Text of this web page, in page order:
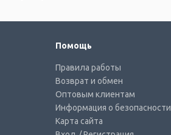
Помощь
Правила работы
Возврат и обмен
Оптовым клиентам
Информация о безопасности
Карта сайта